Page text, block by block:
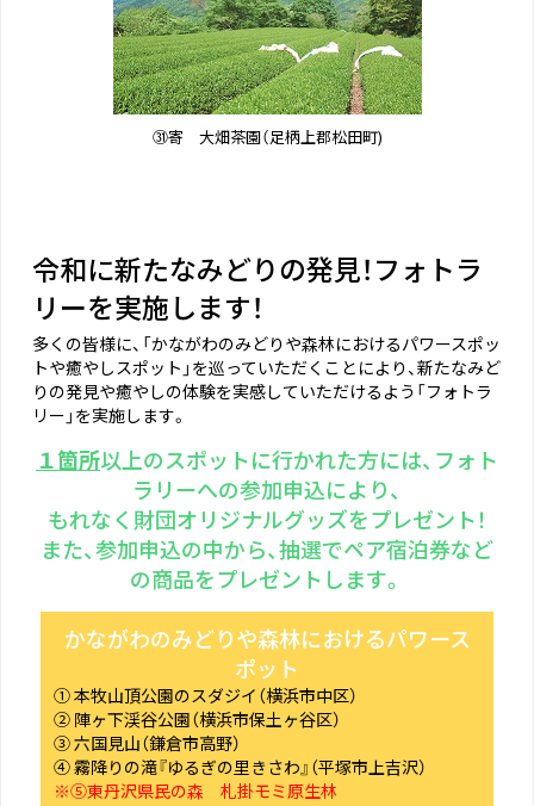
㉛寄 大畑茶園（足柄上郡松田町)
令和に新たなみどりの発見！フォトラ
リーを実施します！
多くの皆様に、「かながわのみどりや森林におけるパワースポッ
トや癒やしスポット」を巡っていただくことにより、新たなみど
りの発見や癒やしの体験を実感していただけるよう「フォトラ
リー」を実施します。
１箇所以上のスポットに行かれた方には、フォト
ラリーへの参加申込により、
もれなく財団オリジナルグッズをプレゼント！
また、参加申込の中から、抽選でペア宿泊券など
の商品をプレゼントします。
かながわのみどりや森林におけるパワース
ポット
① 本牧山頂公園のスダジイ（横浜市中区）
② 陣ヶ下渓谷公園（横浜市保土ヶ谷区）
③ 六国見山（鎌倉市高野）
④ 霧降りの滝『ゆるぎの里きさわ』（平塚市上吉沢）
※⑤東丹沢県民の森 札掛モミ原生林